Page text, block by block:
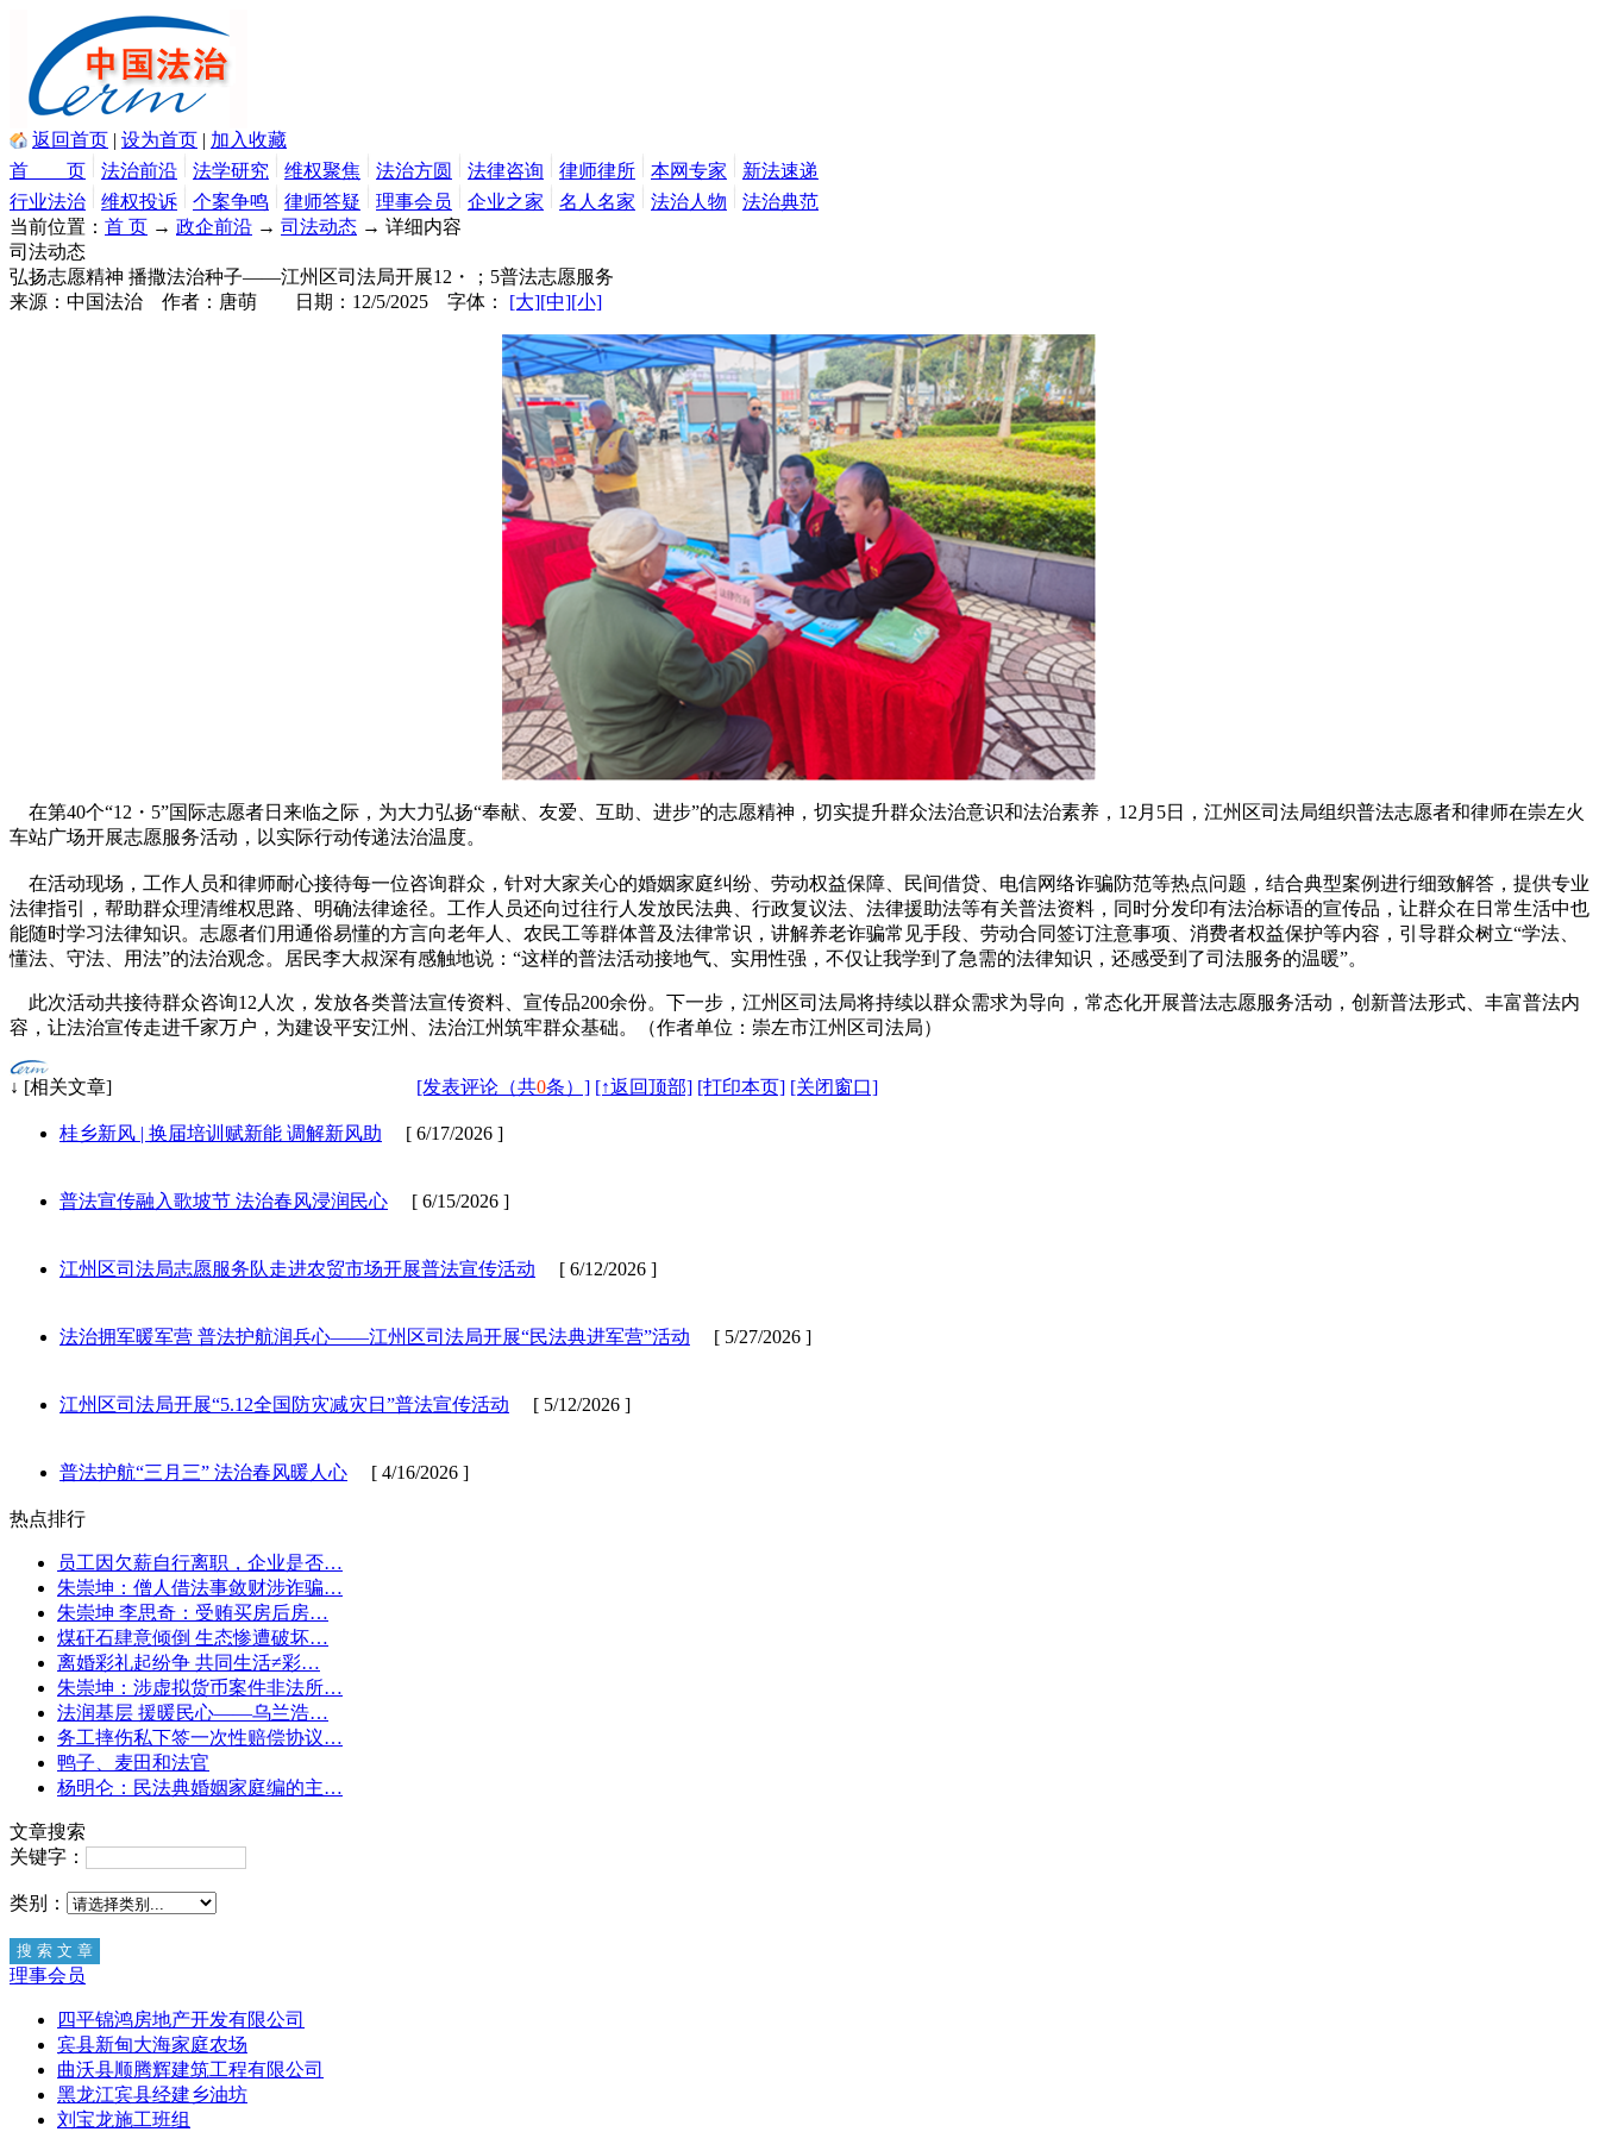
返回首页 | 设为首页 | 加入收藏
首 页
法治前沿 法学研究 维权聚焦 法治方圆 法律咨询 律师律所 本网专家
新法速递
行业法治
维权投诉 个案争鸣 律师答疑 理事会员 企业之家 名人名家 法治人物
法治典范
当前位置： 首 页 → 政企前沿 → 司法动态 → 详细内容
司法动态
弘扬志愿精神 播撒法治种子——江州区司法局开展12・；5普法志愿服务
来源： 中国法治 作者： 唐萌 日期： 12/5/2025 字体： [大][中][小]
在第40个“12・5”国际志愿者日来临之际，为大力弘扬“奉献、友爱、互助、进步”的志愿精神，切实提升群众法治意识和法治素养，12月5日，江州区司法局组织普法志愿者和律师在崇左火
车站广场开展志愿服务活动，以实际行动传递法治温度。
在活动现场，工作人员和律师耐心接待每一位咨询群众，针对大家关心的婚姻家庭纠纷、劳动权益保障、民间借贷、电信网络诈骗防范等热点问题，结合典型案例进行细致解答，提供专业
法律指引，帮助群众理清维权思路、明确法律途径。工作人员还向过往行人发放民法典、行政复议法、法律援助法等有关普法资料，同时分发印有法治标语的宣传品，让群众在日常生活中也
能随时学习法律知识。志愿者们用通俗易懂的方言向老年人、农民工等群体普及法律常识，讲解养老诈骗常见手段、劳动合同签订注意事项、消费者权益保护等内容，引导群众树立“学法、
懂法、守法、用法”的法治观念。居民李大叔深有感触地说：“这样的普法活动接地气、实用性强，不仅让我学到了急需的法律知识，还感受到了司法服务的温暖”。
此次活动共接待群众咨询12人次，发放各类普法宣传资料、宣传品200余份。下一步，江州区司法局将持续以群众需求为导向，常态化开展普法志愿服务活动，创新普法形式、丰富普法内
容，让法治宣传走进千家万户，为建设平安江州、法治江州筑牢群众基础。（作者单位：崇左市江州区司法局）
↓ [相关文章] [发表评论（共0条）] [↑返回顶部] [打印本页] [关闭窗口]
桂乡新风 | 换届培训赋新能 调解新风助 [ 6/17/2026 ]
普法宣传融入歌坡节 法治春风浸润民心 [ 6/15/2026 ]
江州区司法局志愿服务队走进农贸市场开展普法宣传活动 [ 6/12/2026 ]
法治拥军暖军营 普法护航润兵心——江州区司法局开展“民法典进军营”活动 [ 5/27/2026 ]
江州区司法局开展“5.12全国防灾减灾日”普法宣传活动 [ 5/12/2026 ]
普法护航“三月三” 法治春风暖人心 [ 4/16/2026 ]
热点排行
员工因欠薪自行离职，企业是否…
朱崇坤：僧人借法事敛财涉诈骗…
朱崇坤 李思奇：受贿买房后房…
煤矸石肆意倾倒 生态惨遭破坏…
离婚彩礼起纷争 共同生活≠彩…
朱崇坤：涉虚拟货币案件非法所…
法润基层 援暖民心——乌兰浩…
务工摔伤私下签一次性赔偿协议…
鸭子、麦田和法官
杨明仑：民法典婚姻家庭编的主…
文章搜索
关键字：
类别：
理事会员
四平锦鸿房地产开发有限公司
宾县新甸大海家庭农场
曲沃县顺腾辉建筑工程有限公司
黑龙江宾县经建乡油坊
刘宝龙施工班组